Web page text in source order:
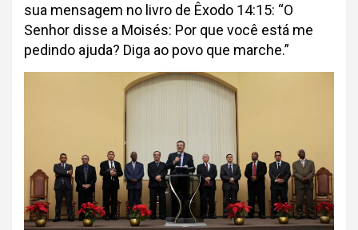
sua mensagem no livro de Êxodo 14:15: “O
Senhor disse a Moisés: Por que você está me
pedindo ajuda? Diga ao povo que marche.”